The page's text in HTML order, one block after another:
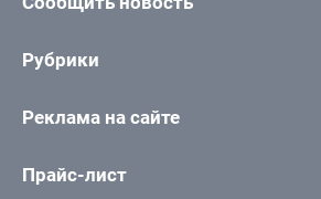
Рубрики
Реклама на сайте
Прайс-лист